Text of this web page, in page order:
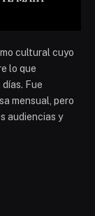
cultural cuyo
lo que
Fue
mensual, pero
audiencias y